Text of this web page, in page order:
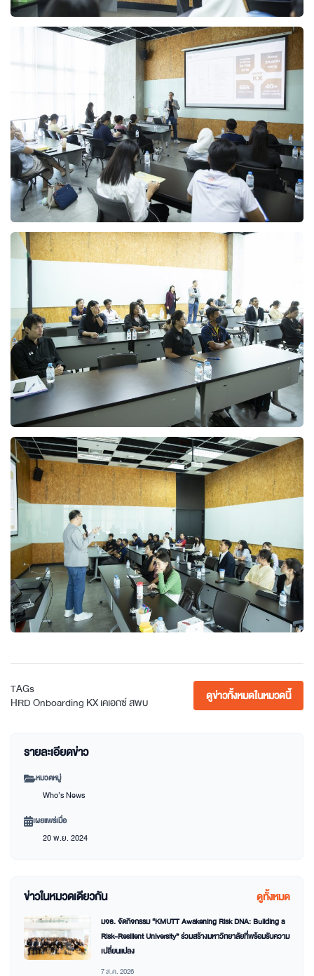
TAGs
HRDOnboarding KXเคเอกซ์สพบ ดูข่าวทั้งหมดในหมวดนี้
รายละเอียดข่าว
หมวดหมู่
Who’s News
เผยแพร่เมื่อ
20 พ.ย. 2024
ข่าวในหมวดเดียวกัน ดูทั้งหมด
มจธ. จัดกิจกรรม “KMUTT Awakening Risk DNA: Building a
Risk-Resilient University” ร่วมสร้างมหาวิทยาลัยที่พร้อมรับความ
เปลี่ยนแปลง
7 ส.ค. 2026